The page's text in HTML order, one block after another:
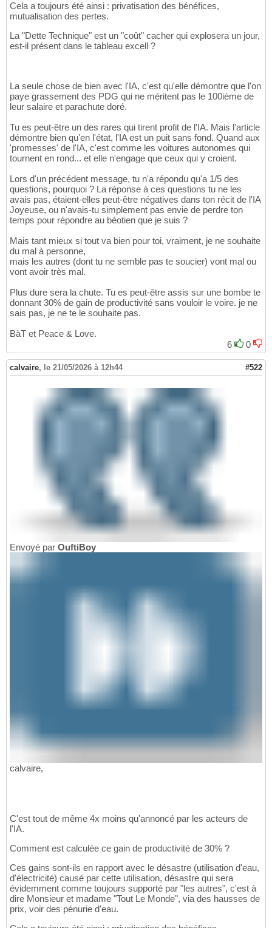
Cela a toujours été ainsi : privatisation des bénéfices,
mutualisation des pertes.
La "Dette Technique" est un "coût" cacher qui explosera un jour,
est-il présent dans le tableau excell ?
La seule chose de bien avec l'IA, c'est qu'elle démontre que l'on
paye grassement des PDG qui ne méritent pas le 100ième de
leur salaire et parachute doré.
Tu es peut-être un des rares qui tirent profit de l'IA. Mais l'article
démontre bien qu'en l'état, l'IA est un puit sans fond. Quand aux
'promesses' de l'IA, c'est comme les voitures autonomes qui
tournent en rond... et elle n'engage que ceux qui y croient.
Lors d'un précédent message, tu n'a répondu qu'a 1/5 des
questions, pourquoi ? La réponse à ces questions tu ne les
avais pas, étaient-elles peut-être négatives dans ton récit de l'IA
Joyeuse, ou n'avais-tu simplement pas envie de perdre ton
temps pour répondre au béotien que je suis ?
Mais tant mieux si tout va bien pour toi, vraiment, je ne souhaite
du mal à personne,
mais les autres (dont tu ne semble pas te soucier) vont mal ou
vont avoir très mal.
Plus dure sera la chute. Tu es peut-être assis sur une bombe te
donnant 30% de gain de productivité sans vouloir le voire. je ne
sais pas, je ne te le souhaite pas.
BàT et Peace & Love.
6
0
calvaire, le 21/05/2026 à 12h44 #522
Envoyé par OuftiBoy
calvaire,
C'est tout de même 4x moins qu'annoncé par les acteurs de
l'IA.
Comment est calculée ce gain de productivité de 30% ?
Ces gains sont-ils en rapport avec le désastre (utilisation d'eau,
d'électricité) causé par cette utilisation, désastre qui sera
évidemment comme toujours supporté par "les autres", c'est à
dire Monsieur et madame "Tout Le Monde", via des hausses de
prix, voir des pénurie d'eau.